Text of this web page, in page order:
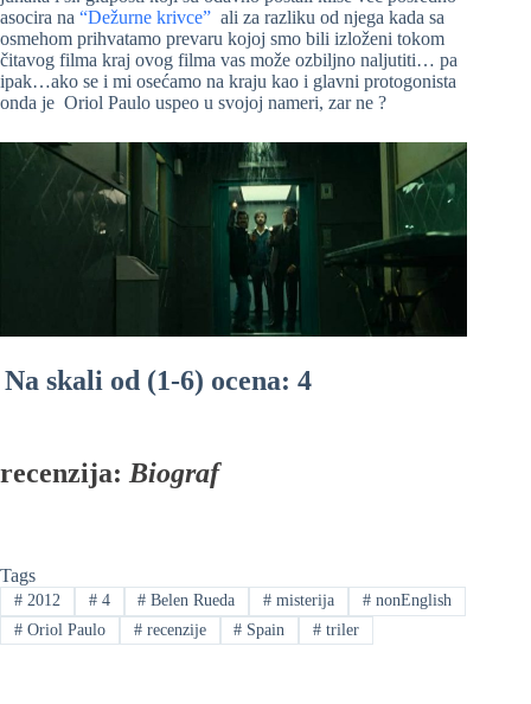
asocira na “Dežurne krivce” ali za razliku od njega kada sa
osmehom prihvatamo prevaru kojoj smo bili izloženi tokom
čitavog filma kraj ovog filma vas može ozbiljno naljutiti… pa
ipak…ako se i mi osećamo na kraju kao i glavni protogonista
onda je Oriol Paulo uspeo u svojoj nameri, zar ne ?
Na skali od (1-6) ocena: 4
recenzija: Biograf
Tags
#2012 #4 # Belen Rueda # misterija # nonEnglish
#Oriol Paulo #recenzije # Spain # triler